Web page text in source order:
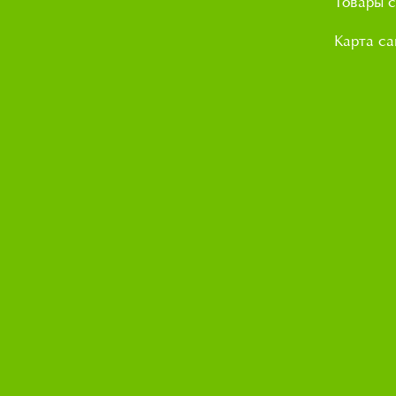
Карта